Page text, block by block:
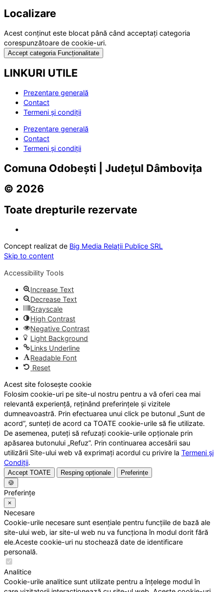
Localizare
Acest conținut este blocat până când acceptați categoria
corespunzătoare de cookie-uri.
Accept categoria Funcționalitate
LINKURI UTILE
Prezentare generală
Contact
Termeni și condiții
Prezentare generală
Contact
Termeni și condiții
Comuna Odobești | Județul Dâmbovița
© 2026
Toate drepturile rezervate
Concept realizat de Big Media Relații Publice SRL
Skip to content
Accessibility Tools
Increase Text
Decrease Text
Grayscale
High Contrast
Negative Contrast
Light Background
Links Underline
Readable Font
Reset
Acest site folosește cookie
Folosim cookie-uri pe site-ul nostru pentru a vă oferi cea mai
relevantă experiență, reținând preferințele și vizitele
dumneavoastră. Prin efectuarea unui click pe butonul „Sunt de
acord”, sunteți de acord ca TOATE cookie-urile să fie utilizate.
De asemenea, puteți să refuzați cookie-urile opționale prin
apăsarea butonului „Refuz”. Prin continuarea accesării sau
utilizării Site-ului web vă exprimați acordul cu privire la Termeni și
Condiții.
Accept TOATE Resping opționale
Preferințe
🍪
Preferințe
×
Necesare
Cookie-urile necesare sunt esențiale pentru funcțiile de bază ale
site-ului web, iar site-ul web nu va funcționa în modul dorit fără
ele.Aceste cookie-uri nu stochează date de identificare
personală.
Analitice
Cookie-urile analitice sunt utilizate pentru a înțelege modul în